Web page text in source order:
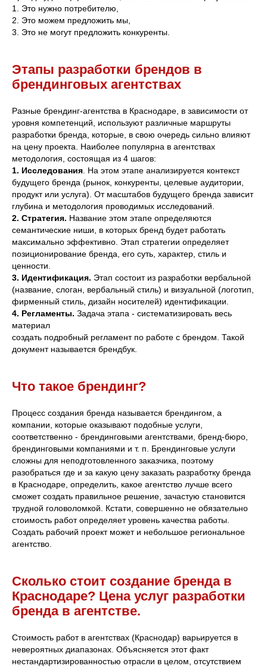
1. Это нужно потребителю,
2. Это можем предложить мы,
3. Это не могут предложить конкуренты.
Этапы разработки брендов в
брендинговых агентствах
Разные брендинг-агентства в Краснодаре, в зависимости от
уровня компетенций, используют различные маршруты
разработки бренда, которые, в свою очередь сильно влияют
на цену проекта. Наиболее популярна в агентствах
методология, состоящая из 4 шагов:
1. Исследования . На этом этапе анализируется контекст
будущего бренда (рынок, конкуренты, целевые аудитории,
продукт или услуга). От масштабов будущего бренда зависит
глубина и методология проводимых исследований.
2. Стратегия. Название этом этапе определяются
семантические ниши, в которых бренд будет работать
максимально эффективно. Этап стратегии определяет
позиционирование бренда, его суть, характер, стиль и
ценности.
3. Идентификация. Этап состоит из разработки вербальной
(название, слоган, вербальный стиль) и визуальной (логотип,
фирменный стиль, дизайн носителей) идентификации.
4. Регламенты. Задача этапа - систематизировать весь
материал
создать подробный регламент по работе с брендом. Такой
документ называется брендбук.
Что такое брендинг?
Процесс создания бренда называется брендингом, а
компании, которые оказывают подобные услуги,
соответственно - брендинговыми агентствами, бренд-бюро,
брендинговыми компаниями и т. п. Брендинговые услуги
сложны для неподготовленного заказчика, поэтому
разобраться где и за какую цену заказать разработку бренда
в Краснодаре, определить, какое агентство лучше всего
сможет создать правильное решение, зачастую становится
трудной головоломкой. Кстати, совершенно не обязательно
стоимость работ определяет уровень качества работы.
Создать рабочий проект может и небольшое региональное
агентство.
Сколько стоит создание бренда в
Краснодаре? Цена услуг разработки
бренда в агентстве.
Стоимость работ в агентствах (Краснодар) варьируется в
невероятных диапазонах. Объясняется этот факт
нестандартизированностью отрасли в целом, отсутствием